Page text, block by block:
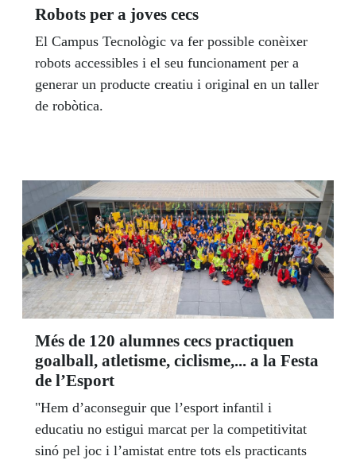
Robots per a joves cecs
El Campus Tecnològic va fer possible conèixer
robots accessibles i el seu funcionament per a
generar un producte creatiu i original en un taller
de robòtica.
Més de 120 alumnes cecs practiquen
goalball, atletisme, ciclisme,... a la Festa
de l’Esport
"Hem d’aconseguir que l’esport infantil i
educatiu no estigui marcat per la competitivitat
sinó pel joc i l’amistat entre tots els practicants